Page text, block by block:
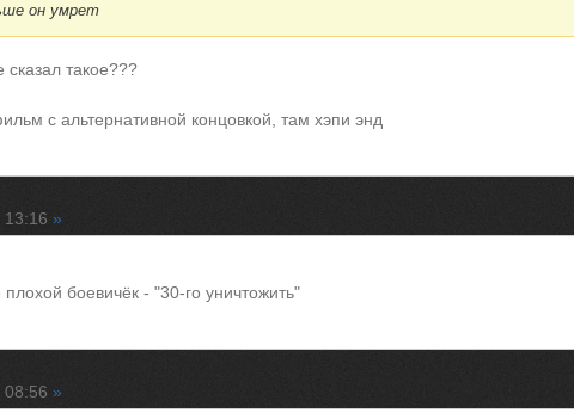
он умрет
сказал такое???
с альтернативной концовкой, там хэпи энд
13:16 »
боевичёк - "30-го уничтожить"
08:56 »